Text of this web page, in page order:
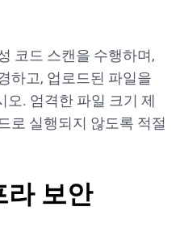
코드 스캔을 수행하며,
하고, 업로드된 파일을
오. 엄격한 파일 크기 제
로 실행되지 않도록 적절
라 보안